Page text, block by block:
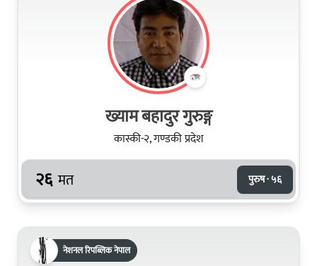
ख्याम बहादुर गुरुङ्ग
कास्की-२, गण्डकी प्रदेश
२६ मत पुरुष · ५६
नेशनल रिपब्लिक नेपाल